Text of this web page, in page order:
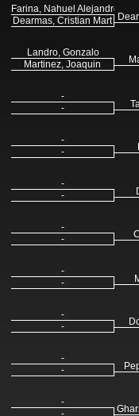
Farina, Nahuel Alejandro
Dearmas, Cristian Mart
Landro, Gonzalo
Martinez, Joaquin
-
-
-
-
-
-
-
-
-
-
-
-
-
-
-
-